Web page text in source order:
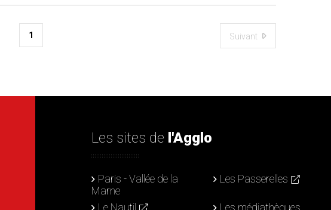
1 Suivant
Les sites de l'Agglo
Paris - Vallée de la
Marne
Les Passerelles
Le Nautil Les médiathèques